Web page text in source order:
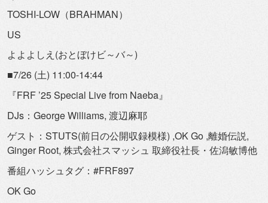
TOSHI-LOW（BRAHMAN）
US
よよよしえ(おとぼけビ～バ～)
■7/26 (土) 11:00-14:44
『FRF ’25 Special Live from Naeba』
DJs：George Williams, 渡辺麻耶
ゲスト：STUTS(前日の公開収録模様) ,OK Go ,離婚伝説,
Ginger Root, 株式会社スマッシュ 取締役社長・佐潟敏博他
番組ハッシュタグ：#FRF897
OK Go